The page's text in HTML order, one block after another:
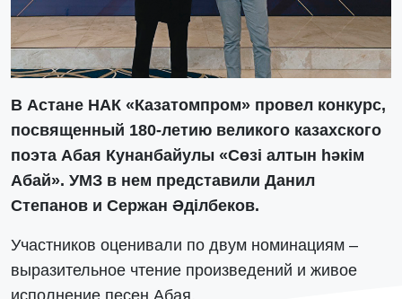
В Астане НАК «Казатомпром» провел конкурс,
посвященный 180-летию великого казахского
поэта Абая Кунанбайулы «Сөзі алтын һәкім
Абай». УМЗ в нем представили Данил
Степанов и Сержан Әділбеков.
Участников оценивали по двум номинациям –
выразительное чтение произведений и живое
исполнение песен Абая.